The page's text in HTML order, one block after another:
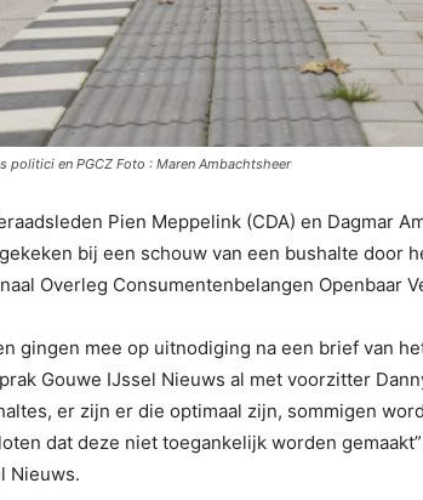
politici en PGCZ Foto : Maren Ambachtsheer
Pien Meppelink (CDA) en Dagmar
bij een schouw van een bushalte door
Overleg Consumentenbelangen Openbaar
gingen mee op uitnodiging na een brief van
Gouwe IJssel Nieuws al met voorzitter
er zijn er die optimaal zijn, sommigen
dat deze niet toegankelijk worden
Nieuws.